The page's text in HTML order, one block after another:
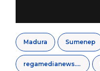
Madura Sumenep
regamedianews.com